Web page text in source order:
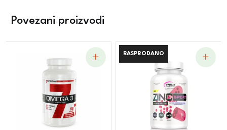
Povezani proizvodi
RASPRODANO
RASPRODANO